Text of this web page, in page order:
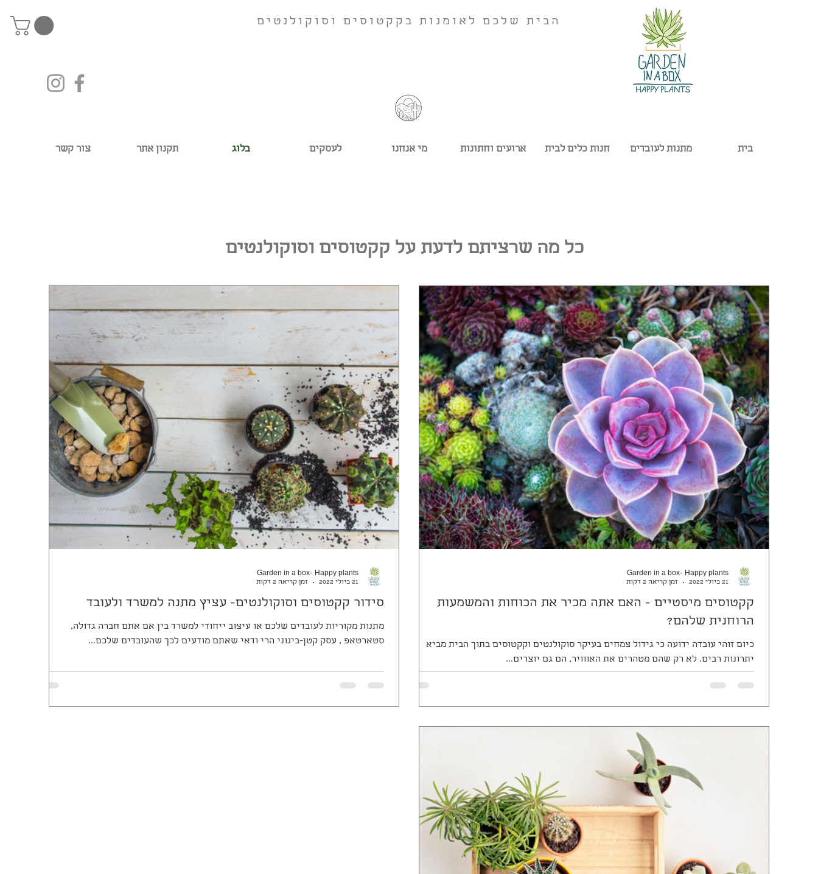
הבית שלכם לאומנות בקקטוסים וסוקולנטים
בית מתנות לעובדים חנות כלים לבית ארועים וחתונות מי אנחנו לעסקים בלוג תקנון אתר צור קשר
קקטוסים מיסטיים - האם אתה מכיר את הכוחות והמשמעות
הרוחנית שלהם?
כיום זוהי עובדה ידועה כי גידול צמחים בעיקר סוקולנטים וקקטוסים בתוך הבית מביא
יתרונות רבים. לא רק שהם מטהרים את האווויר, הם גם יוצרים...
Garden in a box- Happy plants
21 ביולי 2022
זמן קריאה 2 דקות
סידור קקטוסים וסוקולנטים- עציץ מתנה למשרד ולעובד
מתנות מקוריות לעובדים שלכם או עיצוב ייחודי למשרד בין אם אתם חברה גדולה,
סטארטאפ , עסק קטן-בינוני הרי ודאי שאתם מודעים לכך שהעובדים שלכם...
Garden in a box- Happy plants
21 ביולי 2022
זמן קריאה 2 דקות
כל מה שרציתם לדעת על קקטוסים וסוקולנטים